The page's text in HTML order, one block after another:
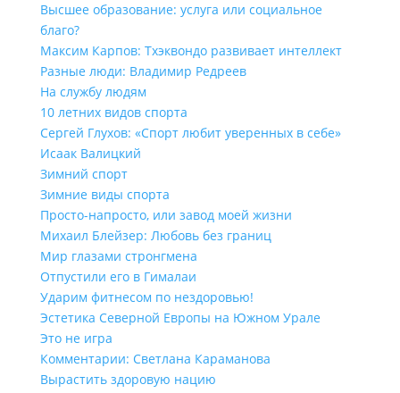
Высшее образование: услуга или социальное
благо?
Максим Карпов: Тхэквондо развивает интеллект
Разные люди: Владимир Редреев
На службу людям
10 летних видов спорта
Сергей Глухов: «Спорт любит уверенных в себе»
Исаак Валицкий
Зимний спорт
Зимние виды спорта
Просто-напросто, или завод моей жизни
Михаил Блейзер: Любовь без границ
Мир глазами стронгмена
Отпустили его в Гималаи
Ударим фитнесом по нездоровью!
Эстетика Северной Европы на Южном Урале
Это не игра
Комментарии: Светлана Караманова
Вырастить здоровую нацию